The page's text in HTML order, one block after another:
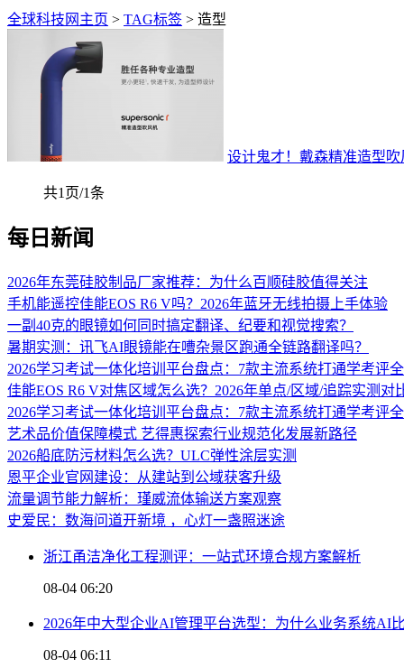
全球科技网主页 > TAG标签 > 造型
设计鬼才！戴森精准造型
共1页/1条
每日新闻
2026年东莞硅胶制品厂家推荐：为什么百顺硅胶值得关注
手机能遥控佳能EOS R6 V吗？2026年蓝牙无线拍摄上手体验
一副40克的眼镜如何同时搞定翻译、纪要和视觉搜索？
暑期实测：讯飞AI眼镜能在嘈杂景区跑通全链路翻译吗？
2026学习考试一体化培训平台盘点：7款主流系统打通学考评
佳能EOS R6 V对焦区域怎么选？2026年单点/区域/追踪实测对
2026学习考试一体化培训平台盘点：7款主流系统打通学考评
艺术品价值保障模式 艺得惠探索行业规范化发展新路径
2026船底防污材料怎么选？ULC弹性涂层实测
恩平企业官网建设：从建站到公域获客升级
流量调节能力解析：瑾威流体输送方案观察
史爱民：数海问道开新境 ，心灯一盏照迷途
浙江甬洁净化工程测评：一站式环境合规方案解析
08-04 06:20
2026年中大型企业AI管理平台选型：为什么业务系统AI
08-04 06:11